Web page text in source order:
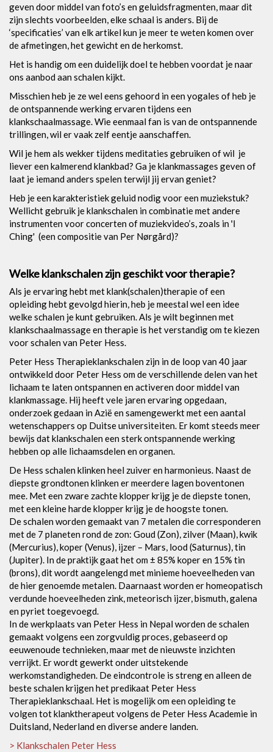
geven door middel van foto’s en geluidsfragmenten, maar dit
zijn slechts voorbeelden, elke schaal is anders. Bij de
‘specificaties’ van elk artikel kun je meer te weten komen over
de afmetingen, het gewicht en de herkomst.
Het is handig om een duidelijk doel te hebben voordat je naar
ons aanbod aan schalen kijkt.
Misschien heb je ze wel eens gehoord in een yogales of heb je
de ontspannende werking ervaren tijdens een
klankschaalmassage. Wie eenmaal fan is van de ontspannende
trillingen, wil er vaak zelf eentje aanschaffen.
Wil je hem als wekker tijdens meditaties gebruiken of wil je
liever een kalmerend klankbad? Ga je klankmassages geven of
laat je iemand anders spelen terwijl jij ervan geniet?
Heb je een karakteristiek geluid nodig voor een muziekstuk?
Wellicht gebruik je klankschalen in combinatie met andere
instrumenten voor concerten of muziekvideo’s, zoals in 'I
Ching' (een compositie van Per Nørgård)?
Welke klankschalen zijn geschikt voor therapie?
Als je ervaring hebt met klank(schalen)therapie of een
opleiding hebt gevolgd hierin, heb je meestal wel een idee
welke schalen je kunt gebruiken. Als je wilt beginnen met
klankschaalmassage en therapie is het verstandig om te kiezen
voor schalen van Peter Hess.
Peter Hess Therapieklankschalen zijn in de loop van 40 jaar
ontwikkeld door Peter Hess om de verschillende delen van het
lichaam te laten ontspannen en activeren door middel van
klankmassage. Hij heeft vele jaren ervaring opgedaan,
onderzoek gedaan in Azië en samengewerkt met een aantal
wetenschappers op Duitse universiteiten. Er komt steeds meer
bewijs dat klankschalen een sterk ontspannende werking
hebben op alle lichaamsdelen en organen.
De Hess schalen klinken heel zuiver en harmonieus. Naast de
diepste grondtonen klinken er meerdere lagen boventonen
mee. Met een zware zachte klopper krijg je de diepste tonen,
met een kleine harde klopper krijg je de hoogste tonen.
De schalen worden gemaakt van 7 metalen die corresponderen
met de 7 planeten rond de zon: Goud (Zon), zilver (Maan), kwik
(Mercurius), koper (Venus), ijzer – Mars, lood (Saturnus), tin
(Jupiter). In de praktijk gaat het om ± 85% koper en 15% tin
(brons), dit wordt aangelengd met minieme hoeveelheden van
de hier genoemde metalen. Daarnaast worden er homeopatisch
verdunde hoeveelheden zink, meteorisch ijzer, bismuth, galena
en pyriet toegevoegd.
In de werkplaats van Peter Hess in Nepal worden de schalen
gemaakt volgens een zorgvuldig proces, gebaseerd op
eeuwenoude technieken, maar met de nieuwste inzichten
verrijkt. Er wordt gewerkt onder uitstekende
werkomstandigheden. De eindcontrole is streng en alleen de
beste schalen krijgen het predikaat Peter Hess
Therapieklankschaal. Het is mogelijk om een opleiding te
volgen tot klanktherapeut volgens de Peter Hess Academie in
Duitsland, Nederland en diverse andere landen.
> Klankschalen Peter Hess